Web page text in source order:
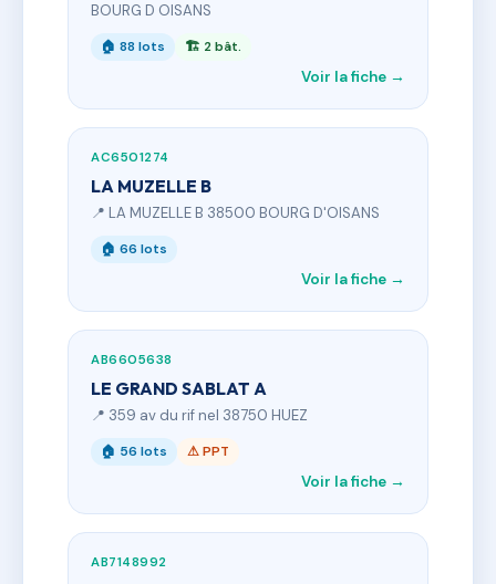
BOURG D OISANS
🏠 88 lots 🏗 2 bât.
Voir la fiche →
AC6501274
LA MUZELLE B
📍 LA MUZELLE B 38500 BOURG D'OISANS
🏠 66 lots
Voir la fiche →
AB6605638
LE GRAND SABLAT A
📍 359 av du rif nel 38750 HUEZ
🏠 56 lots ⚠ PPT
Voir la fiche →
AB7148992